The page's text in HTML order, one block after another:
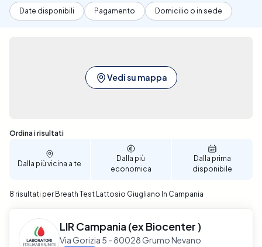
Date disponibili Pagamento Domicilio o in sede
Vedi su mappa
Sono stati trovati 8 risultati
Ordina i risultati
Dalla più vicina a te
Dalla più
economica
Dalla prima
disponibile
8 risultati per Breath Test Lattosio Giugliano In Campania
LIR Campania (ex Biocenter )
Via Gorizia 5 - 80028 Grumo Nevano